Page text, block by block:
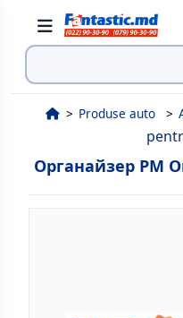
Поиск
Produse auto
Органайзер PM